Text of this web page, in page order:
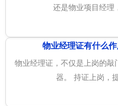
还是物业项目经理
物业经理证有什么
物业经理证，不仅是上岗的敲
器。 持证上岗，